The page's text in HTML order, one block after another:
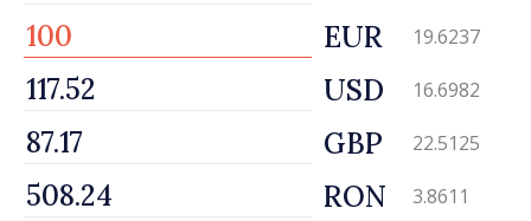
EUR 19.6237
USD 16.6982
GBP 22.5125
RON 3.8611